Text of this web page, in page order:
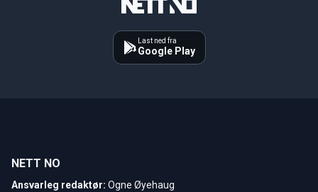
Last ned fra
Google Play
NETT NO
Ansvarleg redaktør: Ogne Øyehaug